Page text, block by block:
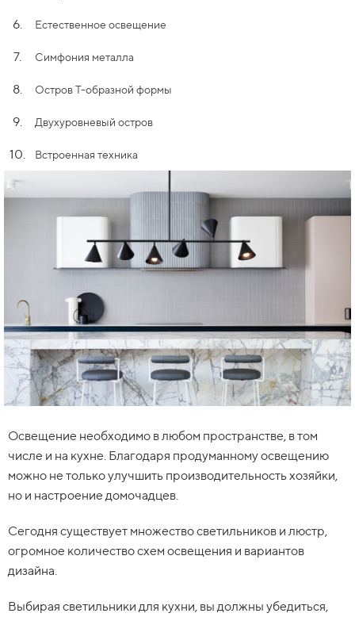
6. Естественное освещение
7. Симфония металла
8. Остров Т-образной формы
9. Двухуровневый остров
10. Встроенная техника
Освещение необходимо в любом пространстве, в том
числе и на кухне. Благодаря продуманному освещению
можно не только улучшить производительность хозяйки,
но и настроение домочадцев.
Сегодня существует множество светильников и люстр,
огромное количество схем освещения и вариантов
дизайна.
Выбирая светильники для кухни, вы должны убедиться,